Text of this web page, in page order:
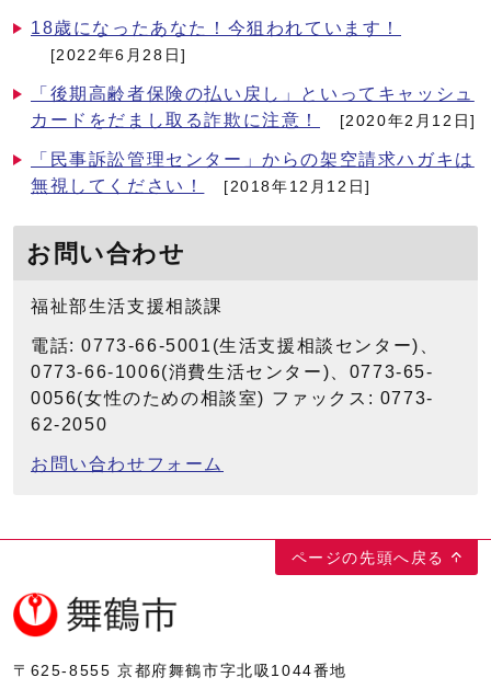
18歳になったあなた！今狙われています！
[2022年6月28日]
「後期高齢者保険の払い戻し」といってキャッシュ
カードをだまし取る詐欺に注意！
[2020年2月12日]
「民事訴訟管理センター」からの架空請求ハガキは
無視してください！
[2018年12月12日]
お問い合わせ
福祉部生活支援相談課
電話: 0773-66-5001(生活支援相談センター)、
0773-66-1006(消費生活センター)、0773-65-
0056(女性のための相談室) ファックス: 0773-
62-2050
お問い合わせフォーム
ページの先頭へ戻る
〒625-8555 京都府舞鶴市字北吸1044番地